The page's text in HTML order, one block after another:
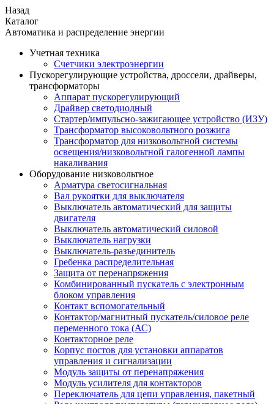
Назад
Каталог
Автоматика и распределение энергии
Учетная техника
Счетчики электроэнергии
Пускорегулирующие устройства, дроссели, драйверы,
трансформаторы
Аппарат пускорегулирующий
Драйвер светодиодный
Стартер/импульсно-зажигающее устройство (ИЗУ)
Трансформатор высоковольтного розжига
Трансформатор для низковольтной системы
освещения/низковольтной галогенной лампы
накаливания
Оборудование низковольтное
Арматура светосигнальная
Вал рукоятки для выключателя
Выключатель автоматический для защиты
двигателя
Выключатель автоматический силовой
Выключатель нагрузки
Выключатель-разъединитель
Гребенка распределительная
Защита от перенапряжения
Комбинированный пускатель с электронным
блоком управления
Контакт вспомогательный
Контактор/магнитный пускатель/силовое реле
переменного тока (АС)
Контакторное реле
Корпус постов для установки аппаратов
управления и сигнализации
Модуль защиты от перенапряжения
Модуль усилителя для контакторов
Переключатель для цепи управления, пакетный